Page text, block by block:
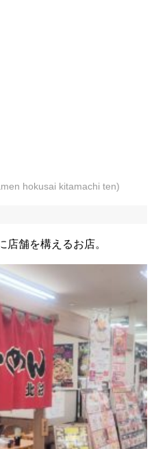
hokusai kitamachi ten)
店舗を構えるお店。